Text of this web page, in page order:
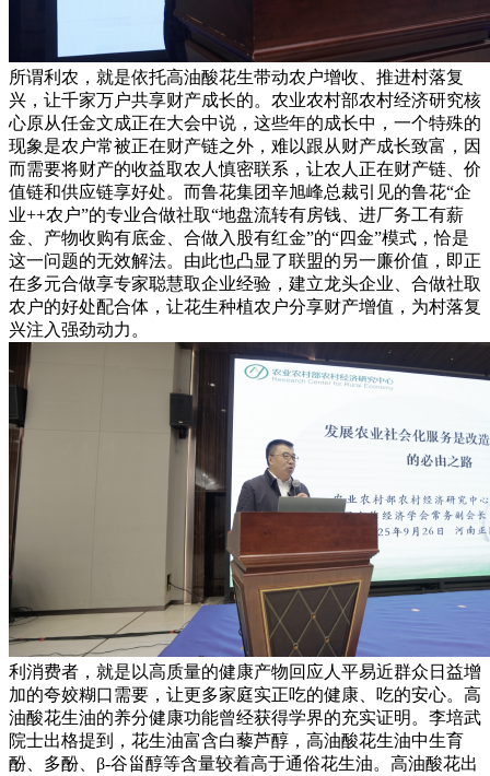
所谓利农，就是依托高油酸花生带动农户增收、推进村落复
兴，让千家万户共享财产成长的。农业农村部农村经济研究核
心原从任金文成正在大会中说，这些年的成长中，一个特殊的
现象是农户常被正在财产链之外，难以跟从财产成长致富，因
而需要将财产的收益取农人慎密联系，让农人正在财产链、价
值链和供应链享好处。而鲁花集团辛旭峰总裁引见的鲁花“企
业++农户”的专业合做社取“地盘流转有房钱、进厂务工有薪
金、产物收购有底金、合做入股有红金”的“四金”模式，恰是
这一问题的无效解法。由此也凸显了联盟的另一廉价值，即正
在多元合做享专家聪慧取企业经验，建立龙头企业、合做社取
农户的好处配合体，让花生种植农户分享财产增值，为村落复
兴注入强劲动力。
利消费者，就是以高质量的健康产物回应人平易近群众日益增
加的夸姣糊口需要，让更多家庭实正吃的健康、吃的安心。高
油酸花生油的养分健康功能曾经获得学界的充实证明。李培武
院士出格提到，花生油富含白藜芦醇，高油酸花生油中生育
酚、多酚、β-谷甾醇等含量较着高于通俗花生油。高油酸花出